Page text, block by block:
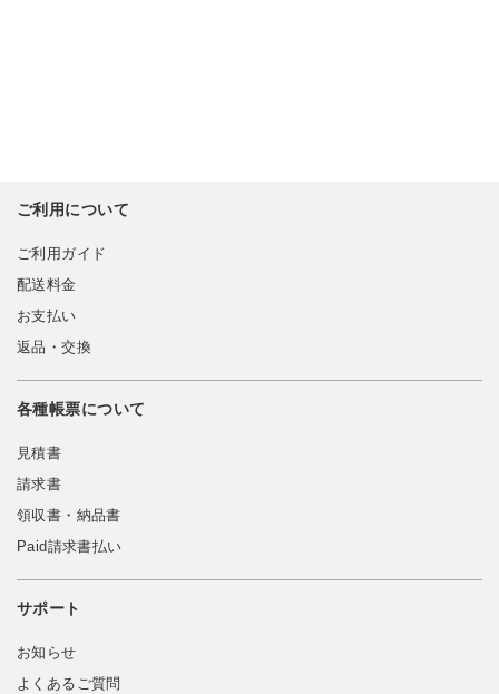
ご利用について
ご利用ガイド
配送料金
お支払い
返品・交換
各種帳票について
見積書
請求書
領収書・納品書
Paid請求書払い
サポート
お知らせ
よくあるご質問